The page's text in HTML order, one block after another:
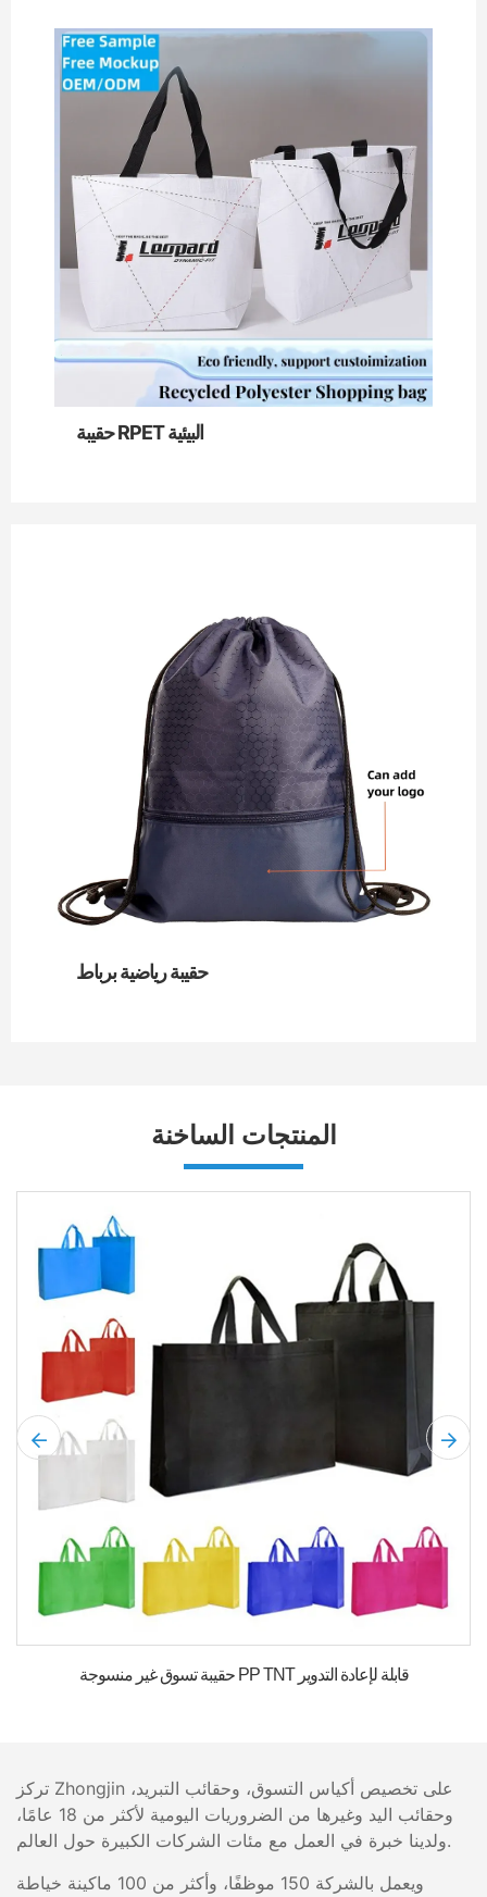
حقيبة RPET البيئية
حقيبة رياضية برباط
المنتجات الساخنة
حقيبة تسوق غير منسوجة PP TNT قابلة لإعادة التدوير
تركز Zhongjin على تخصيص أكياس التسوق، وحقائب التبريد،
وحقائب اليد وغيرها من الضروريات اليومية لأكثر من 18 عامًا،
ولدينا خبرة في العمل مع مئات الشركات الكبيرة حول العالم.
ويعمل بالشركة 150 موظفًا، وأكثر من 100 ماكينة خياطة
ابدأ الدردشة